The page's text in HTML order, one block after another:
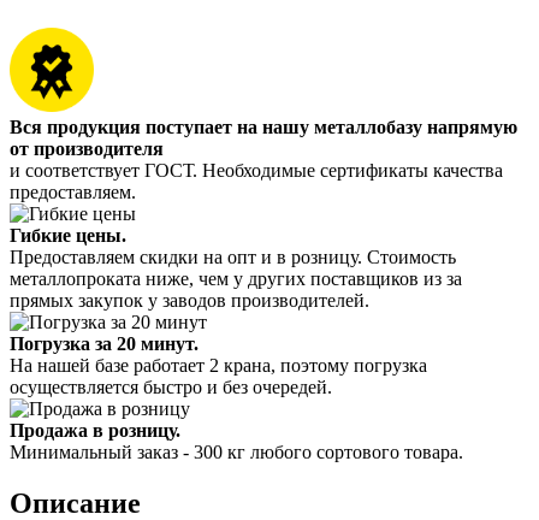
Вся продукция поступает на нашу металлобазу напрямую
от производителя
и соответствует ГОСТ. Необходимые сертификаты качества
предоставляем.
Гибкие цены.
Предоставляем скидки на опт и в розницу. Стоимость
металлопроката ниже, чем у других поставщиков из за
прямых закупок у заводов производителей.
Погрузка за 20 минут.
На нашей базе работает 2 крана, поэтому погрузка
осуществляется быстро и без очередей.
Продажа в розницу.
Минимальный заказ - 300 кг любого сортового товара.
Описание